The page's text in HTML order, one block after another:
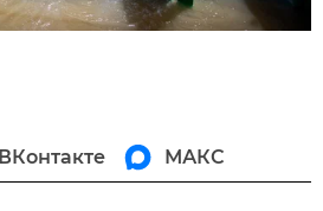
ВКонтакте МАКС